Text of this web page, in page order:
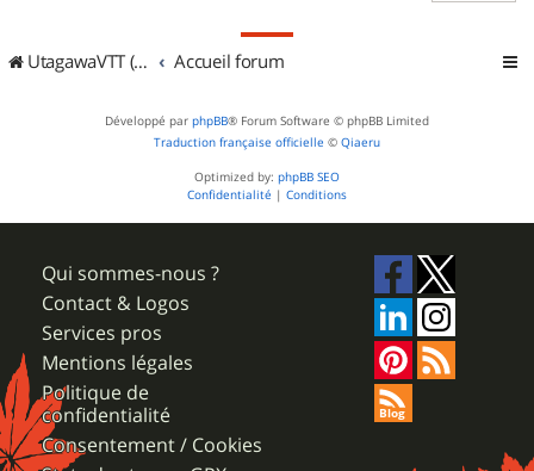
UtagawaVTT (Randos VTT et VTTAE avec traces GPS) Accueil forum
Développé par phpBB® Forum Software © phpBB Limited
Traduction française officielle © Qiaeru
Optimized by: phpBB SEO
Confidentialité | Conditions
Qui sommes-nous ?
Contact & Logos
Services pros
Mentions légales
Politique de
confidentialité
Consentement / Cookies